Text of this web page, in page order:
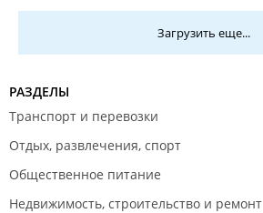
Загрузить еще...
РАЗДЕЛЫ
Транспорт и перевозки
Отдых, развлечения, спорт
Общественное питание
Недвижимость, строительство и ремонт